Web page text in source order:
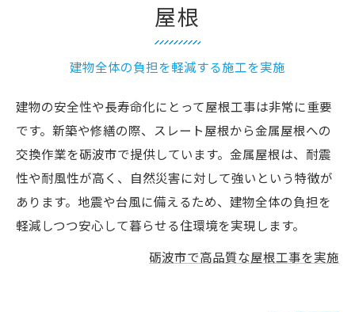
屋根
建物全体の負担を軽減する施工を実施
建物の安全性や長寿命化にとって屋根工事は非常に重要
です。新築や修繕の際、スレート屋根から金属屋根への
交換作業を砺波市で提供しています。金属屋根は、耐震
性や耐風性が高く、自然災害に対して強いという特徴が
あります。地震や台風に備えるため、建物全体の負担を
軽減しつつ安心して暮らせる住環境を実現します。
砺波市で高品質な屋根工事を実施